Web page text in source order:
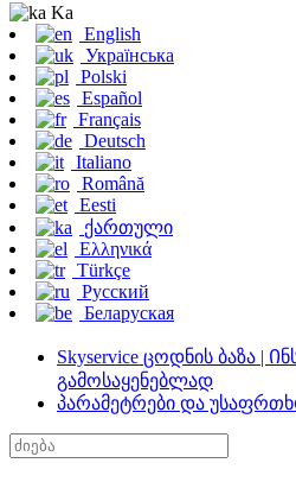
Ka
English
Українська
Polski
Español
Français
Deutsch
Italiano
Română
Eesti
ქართული
Ελληνικά
Türkçe
Русский
Беларуская
Skyservice ცოდნის ბაზა |
გამოსაყენებლად
პარამეტრები და